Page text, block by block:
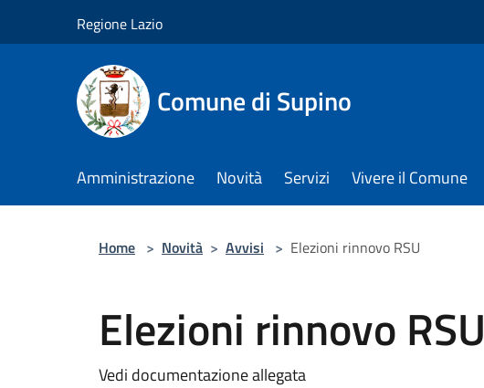
Regione Lazio
Comune di Supino
Amministrazione Novità Servizi Vivere il Comune
Home > Novità > Avvisi > Elezioni rinnovo RSU
Elezioni rinnovo RSU
Vedi documentazione allegata